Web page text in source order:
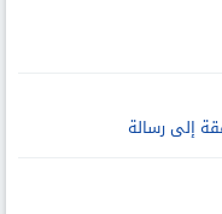
إلى رسالة